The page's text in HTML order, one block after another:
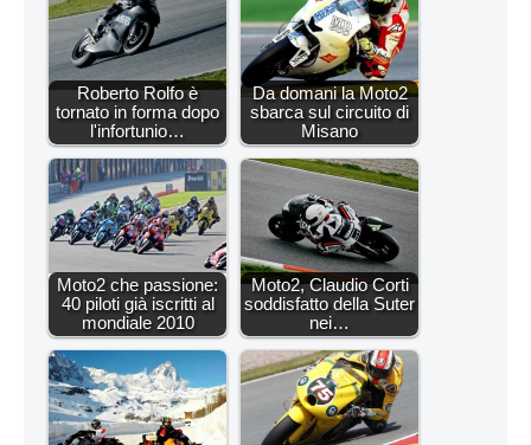
Roberto Rolfo è
tornato in forma dopo
l'infortunio…
Da domani la Moto2
sbarca sul circuito di
Misano
Moto2 che passione:
40 piloti già iscritti al
mondiale 2010
Moto2, Claudio Corti
soddisfatto della Suter
nei…